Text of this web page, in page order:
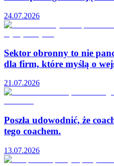
24.07.2026
Sektor obronny to nie
dla firm, które myślą o
21.07.2026
Poszła udowodnić, że
tego coachem.
13.07.2026